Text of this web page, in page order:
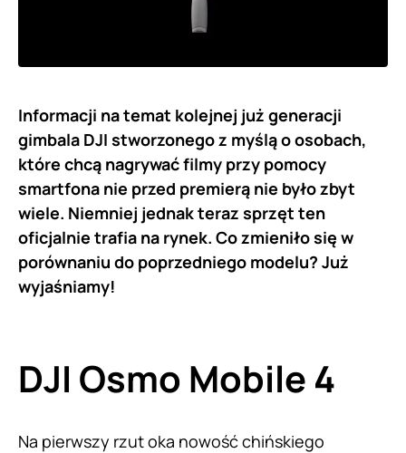
Informacji na temat kolejnej już generacji
gimbala DJI stworzonego z myślą o osobach,
które chcą nagrywać filmy przy pomocy
smartfona nie przed premierą nie było zbyt
wiele. Niemniej jednak teraz sprzęt ten
oficjalnie trafia na rynek. Co zmieniło się w
porównaniu do poprzedniego modelu? Już
wyjaśniamy!
DJI Osmo Mobile 4
Na pierwszy rzut oka nowość chińskiego